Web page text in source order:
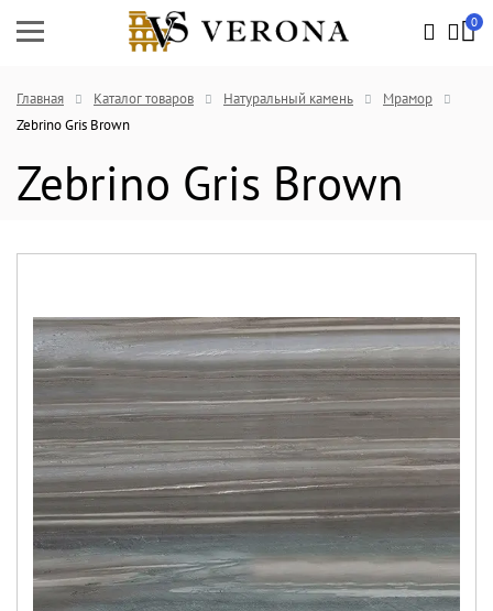
0
Главная Каталог товаров Натуральный камень
Мрамор
Zebrino Gris Brown
Zebrino Gris Brown